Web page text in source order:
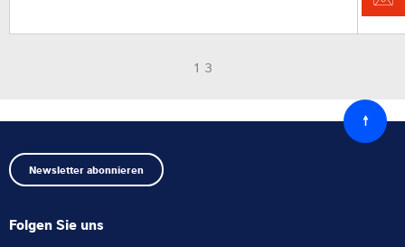
1 3
Zurück
zum
Anfang
Newsletter abonnieren
Folgen Sie uns